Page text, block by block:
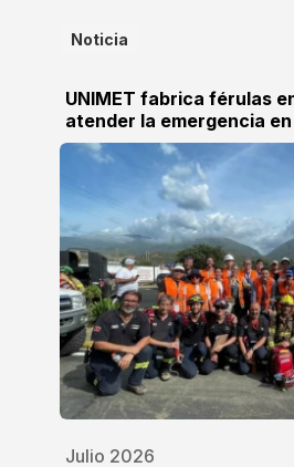
Noticia
UNIMET fabrica férulas
atender la emergencia en
Julio 2026